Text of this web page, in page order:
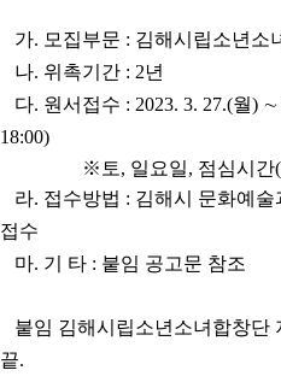
가. 모집부문 : 김해시립소년소
나. 위촉기간 : 2년
다. 원서접수 : 2023. 3. 27.(월)
18:00)
※토, 일요일, 점심시간
라. 접수방법 : 김해시 문화예
접수
마. 기 타 : 붙임 공고문 참조
붙임 김해시립소년소녀합창단
끝.